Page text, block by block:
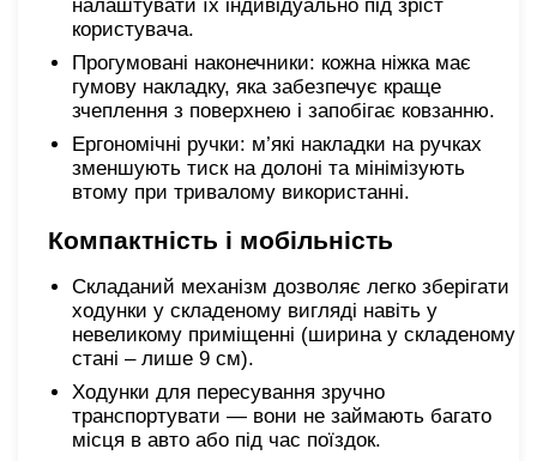
налаштувати їх індивідуально під зріст
користувача.
Прогумовані наконечники: кожна ніжка має
гумову накладку, яка забезпечує краще
зчеплення з поверхнею і запобігає ковзанню.
Ергономічні ручки: м’які накладки на ручках
зменшують тиск на долоні та мінімізують
втому при тривалому використанні.
Компактність і мобільність
Складаний механізм дозволяє легко зберігати
ходунки у складеному вигляді навіть у
невеликому приміщенні (ширина у складеному
стані – лише 9 см).
Ходунки для пересування зручно
транспортувати — вони не займають багато
місця в авто або під час поїздок.